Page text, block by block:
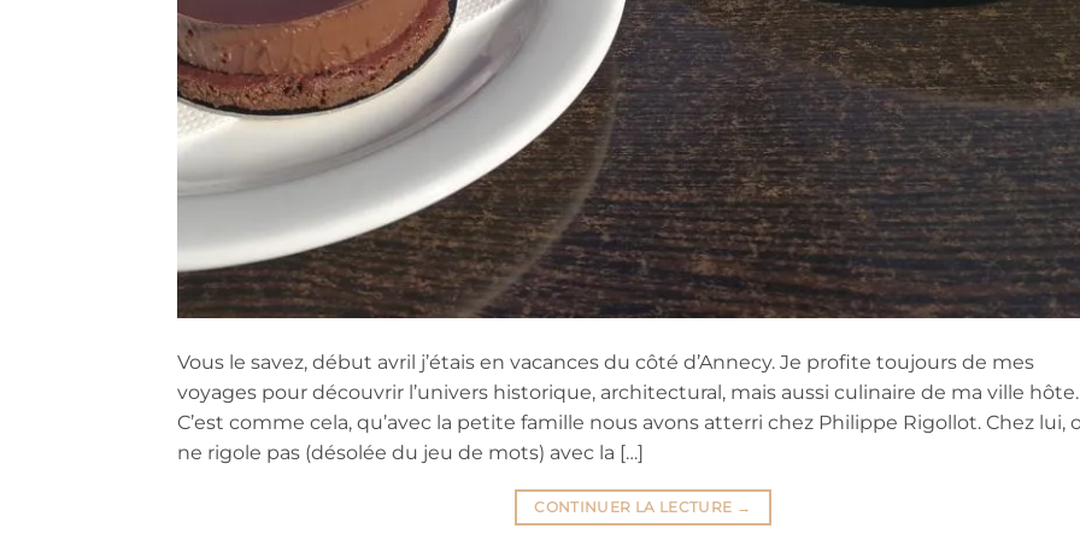
Vous le savez, début avril j’étais en vacances du côté d’Annecy. Je profite toujours de mes
voyages pour découvrir l’univers historique, architectural, mais aussi culinaire de ma ville hôte.
C’est comme cela, qu’avec la petite famille nous avons atterri chez Philippe Rigollot. Chez lui,
ne rigole pas (désolée du jeu de mots) avec la […]
CONTINUER LA LECTURE →